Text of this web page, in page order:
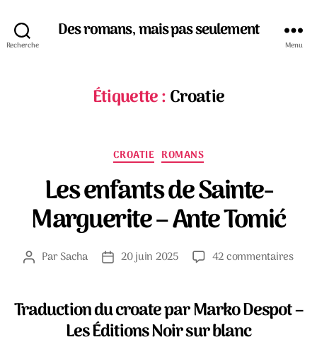
Recherche
Des romans, mais pas seulement
Menu
Étiquette :Croatie
Catégories
CROATIE ROMANS
Les enfants de Sainte-
Marguerite – Ante Tomić
Auteur
ParSacha
Date20 juin 2025 42 commentairessur
Traduction du croate par Marko Despot –
Les Éditions Noir sur blanc